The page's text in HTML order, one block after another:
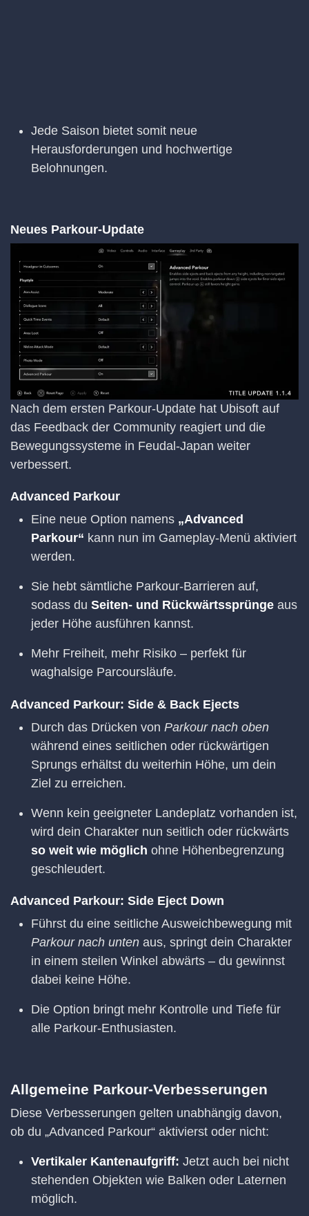
Jede Saison bietet somit neue
Herausforderungen und hochwertige
Belohnungen.
Neues Parkour-Update
Nach dem ersten Parkour-Update hat Ubisoft auf
das Feedback der Community reagiert und die
Bewegungssysteme in Feudal-Japan weiter
verbessert.
Advanced Parkour
Eine neue Option namens „Advanced
Parkour“ kann nun im Gameplay-Menü aktiviert
werden.
Sie hebt sämtliche Parkour-Barrieren auf,
sodass du Seiten- und Rückwärtssprünge aus
jeder Höhe ausführen kannst.
Mehr Freiheit, mehr Risiko – perfekt für
waghalsige Parcoursläufe.
Advanced Parkour: Side & Back Ejects
Durch das Drücken von Parkour nach oben
während eines seitlichen oder rückwärtigen
Sprungs erhältst du weiterhin Höhe, um dein
Ziel zu erreichen.
Wenn kein geeigneter Landeplatz vorhanden ist,
wird dein Charakter nun seitlich oder rückwärts
so weit wie möglich ohne Höhenbegrenzung
geschleudert.
Advanced Parkour: Side Eject Down
Führst du eine seitliche Ausweichbewegung mit
Parkour nach unten aus, springt dein Charakter
in einem steilen Winkel abwärts – du gewinnst
dabei keine Höhe.
Die Option bringt mehr Kontrolle und Tiefe für
alle Parkour-Enthusiasten.
Allgemeine Parkour-Verbesserungen
Diese Verbesserungen gelten unabhängig davon,
ob du „Advanced Parkour“ aktivierst oder nicht:
Vertikaler Kantenaufgriff: Jetzt auch bei nicht
stehenden Objekten wie Balken oder Laternen
möglich.